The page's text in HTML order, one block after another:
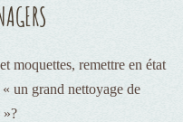
moquettes, remettre en état
un grand nettoyage de
»?